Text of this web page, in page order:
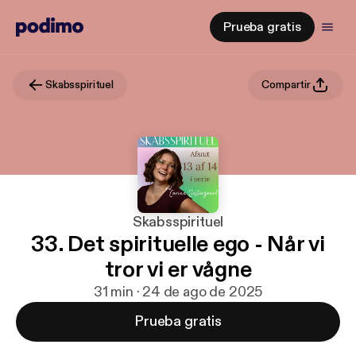
Prueba gratis
Skabsspirituel Compartir
Skabsspirituel
33. Det spirituelle ego - Når vi
tror vi er vågne
31 min · 24 de ago de 2025
Prueba gratis